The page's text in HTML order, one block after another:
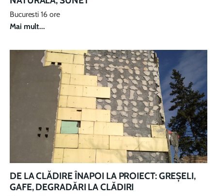
Bucuresti 16 ore
Mai mult...
DE LA CLĂDIRE ÎNAPOI LA PROIECT: GREȘELI,
GAFE, DEGRADĂRI LA CLĂDIRI